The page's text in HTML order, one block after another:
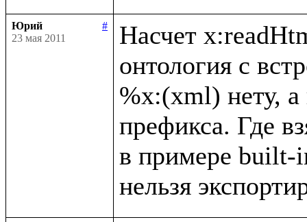
Юрий
#
23 мая 2011
Насчет
онтология с
%x:(xml) нету, а
префикса. Где
в примере built-